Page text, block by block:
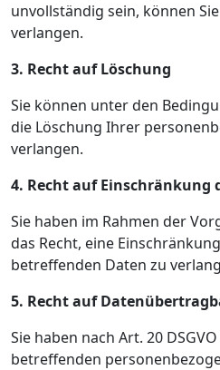
unvollständig sein, können
verlangen.
3. Recht auf Löschung
Sie können unter den
die Löschung Ihrer
verlangen.
4. Recht auf Einschränkung
Sie haben im Rahmen der
das Recht, eine
betreffenden Daten zu
5. Recht auf
Sie haben nach Art. 20
betreffenden